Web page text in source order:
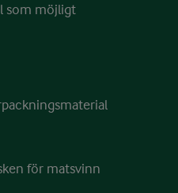
som möjligt
för matsvinn